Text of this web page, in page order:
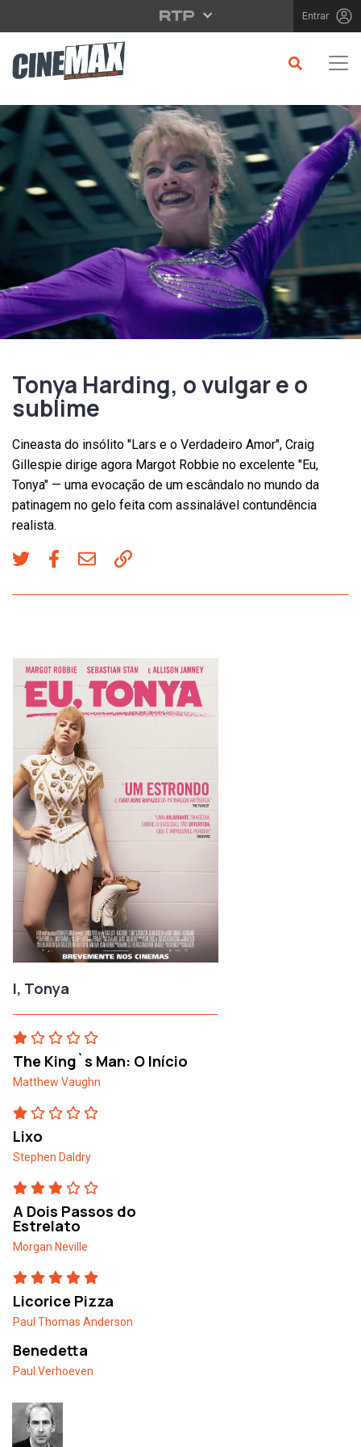
Saltar para o conteúdo principal Entrar
Tonya Harding, o vulgar e o
sublime
Cineasta do insólito "Lars e o Verdadeiro Amor", Craig
Gillespie dirige agora Margot Robbie no excelente "Eu,
Tonya" — uma evocação de um escândalo no mundo da
patinagem no gelo feita com assinalável contundência
realista.
I, Tonya
The King`s Man: O Início
Matthew Vaughn
Lixo
Stephen Daldry
A Dois Passos do
Estrelato
Morgan Neville
Licorice Pizza
Paul Thomas Anderson
Benedetta
Paul Verhoeven